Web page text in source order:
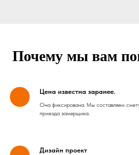
Почему мы вам
Цена известна заранее.
Она фиксирована. Мы составляем
приезда замерщика.
Дизайн проект